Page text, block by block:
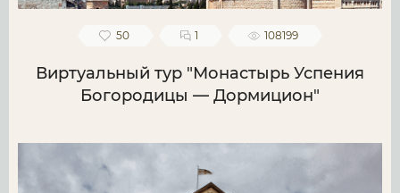
50 1 108199
Виртуальный тур "Монастырь Успения
Богородицы — Дормицион"